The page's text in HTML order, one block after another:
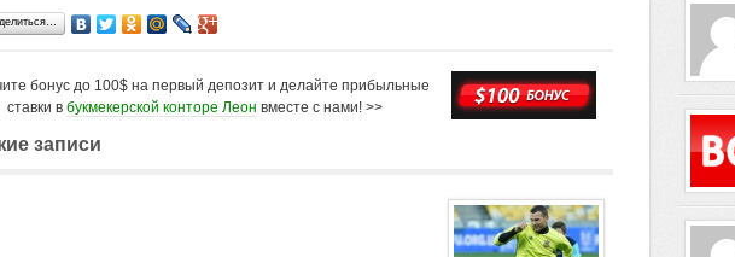
бонус до 100$ на первый депозит и делайте прибыльные
ставки в букмекерской конторе Леон вместе с нами! >>
записи